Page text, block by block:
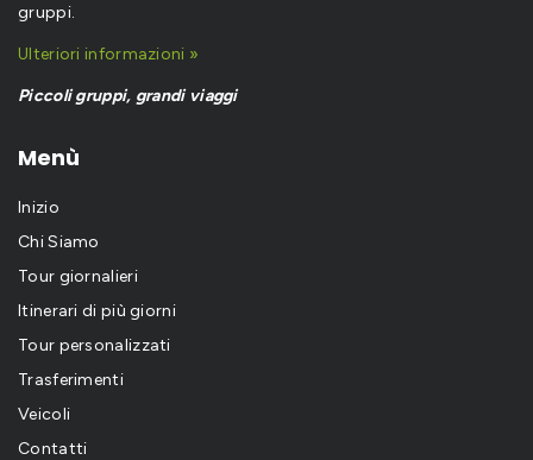
gruppi.
Ulteriori informazioni »
Piccoli gruppi, grandi viaggi
Menù
Inizio
Chi Siamo
Tour giornalieri
Itinerari di più giorni
Tour personalizzati
Trasferimenti
Veicoli
Contatti